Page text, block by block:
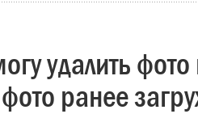
удалить
ранее